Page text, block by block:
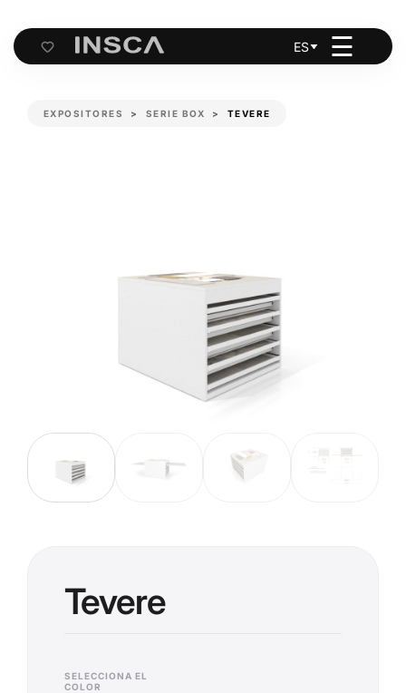
Cart
ES ☰
EXPOSITORES SERIE BOX TEVERE
Tevere
SELECCIONA EL
COLOR